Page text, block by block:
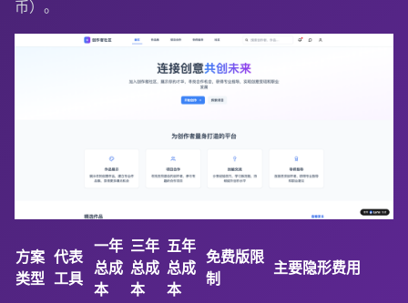
币）。
方案
类型
代表
工具
一年
总成
本
三年
总成
本
五年
总成
本
免费版限
制
主要隐形费用